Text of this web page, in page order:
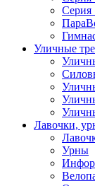
Уличные
Лавочки,
Урны